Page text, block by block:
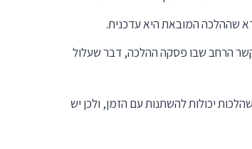
שההלכה המובאת היא עדכנית.
הרחב שבו פסקה ההלכה, דבר שעלול
יכולות להשתנות עם הזמן, ולכן יש